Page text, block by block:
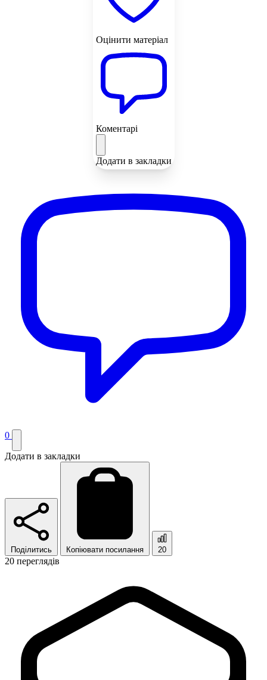
Оцінити матеріал
Коментарі
Додати в закладки
0
Додати в закладки
Поділитись Копіювати посилання 20
20 переглядів